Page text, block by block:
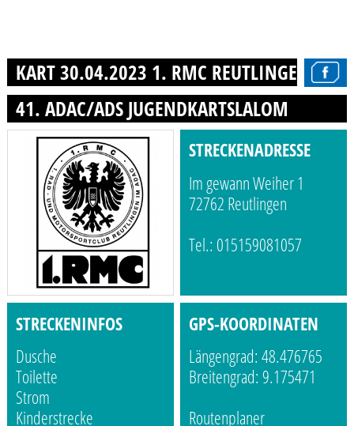
KART 30.04.2023 1. RMC REUTLINGEN E.V.
41. ADAC/ADS JUGENDKARTSLALOM
STRECKENADRESSE
Im gewann Weiher 1
72762 Reutlingen
Tel.: 015159081057
STRECKENINFOS
Dusche
Toilette
Strom
Kinderstrecke
GPS-KOORDINATEN
Längengrad: 48.476765
Breitengrad: 9.175471
Routenplaner